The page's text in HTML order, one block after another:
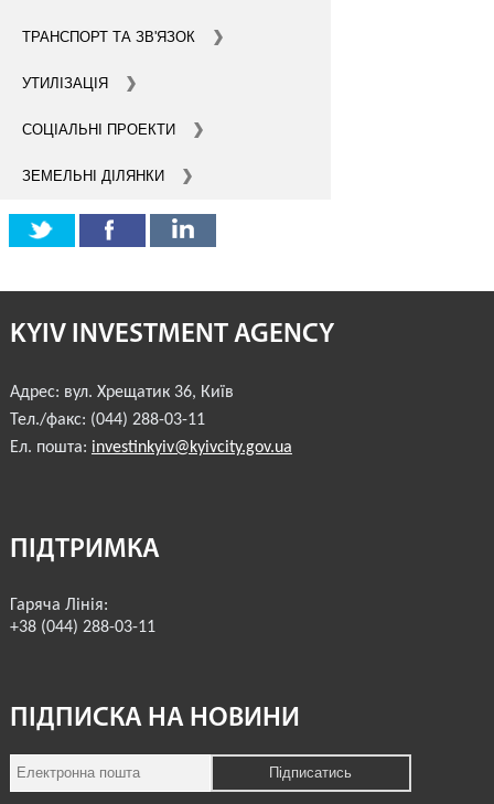
ІНВЕСТИЦІЙНІ ПРОПОЗИЦІЇ
ОСНОВНІ ПАРТНЕРИ КИЄВА
ПІДТРИМКА ВИХОДУ НА МІЖНАРОДНІ РИНКИ
КОМЕРЦІЙНІ ПРОПОЗИЦІЇ КИЇВСЬКИХ КОМПАНІЙ
ПРОПОЗИЦІЇ ЗАРУБІЖНИХ КОМПАНІЙ
ДОНОРСЬКА ДОПОМОГА
ІНВЕСТИЦІЙНИЙ ФОРУМ 2018
ТРАНСПОРТ ТА ЗВ'ЯЗОК
УТИЛІЗАЦІЯ
СОЦІАЛЬНІ ПРОЕКТИ
ЗЕМЕЛЬНІ ДІЛЯНКИ
KYIV INVESTMENT AGENCY
Адрес: вул. Хрещатик 36, Київ
Тел./факс: (044) 288-03-11
Ел. пошта: investinkyiv@kyivcity.gov.ua
ПІДТРИМКА
Гаряча Лінія:
+38 (044) 288-03-11
ПІДПИСКА НА НОВИНИ